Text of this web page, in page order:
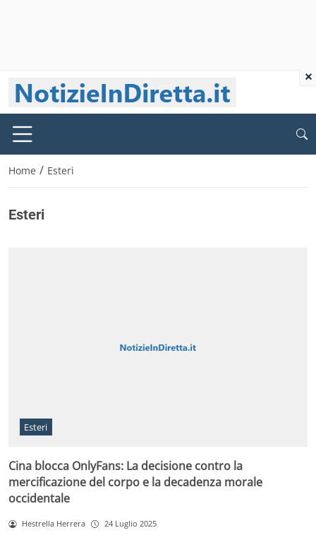
Home / Esteri
Esteri
Esteri
Cina blocca OnlyFans: La decisione contro la
mercificazione del corpo e la decadenza morale
occidentale
Hestrella Herrera 24 Luglio 2025
×